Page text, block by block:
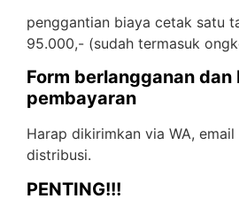
penggantian biaya cetak satu
95.000,- (sudah termasuk
Form berlangganan dan
pembayaran
Harap dikirimkan via WA,
distribusi.
PENTING!!!